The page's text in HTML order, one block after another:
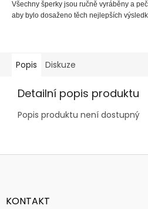
Všechny šperky jsou ručně vyráběny a
aby bylo dosaženo těch nejlepších
Popis Diskuze
Detailní popis produktu
Popis produktu není dostupný
Z
aKONTAKT